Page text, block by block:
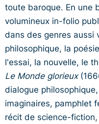
toute baroque. En une
volumineux in-folio
dans des genres aussi
philosophique, la
l'essai, la nouvelle, le
Le Monde glorieux
dialogue
imaginaires, pamphlet
récit de science-